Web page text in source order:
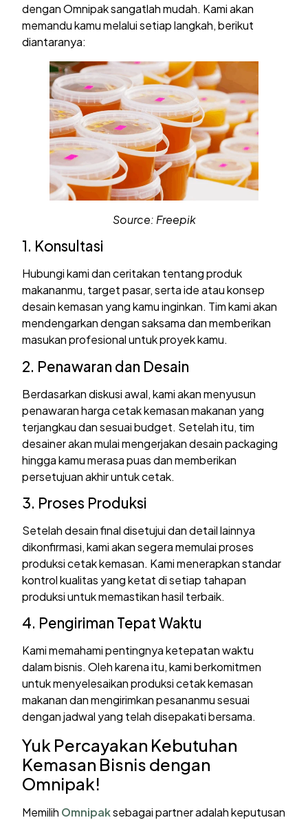
dengan Omnipak sangatlah mudah. Kami akan
memandu kamu melalui setiap langkah, berikut
diantaranya:
Source: Freepik
1. Konsultasi
Hubungi kami dan ceritakan tentang produk
makananmu, target pasar, serta ide atau konsep
desain kemasan yang kamu inginkan. Tim kami akan
mendengarkan dengan saksama dan memberikan
masukan profesional untuk proyek kamu.
2. Penawaran dan Desain
Berdasarkan diskusi awal, kami akan menyusun
penawaran harga cetak kemasan makanan yang
terjangkau dan sesuai budget. Setelah itu, tim
desainer akan mulai mengerjakan desain packaging
hingga kamu merasa puas dan memberikan
persetujuan akhir untuk cetak.
3. Proses Produksi
Setelah desain final disetujui dan detail lainnya
dikonfirmasi, kami akan segera memulai proses
produksi cetak kemasan. Kami menerapkan standar
kontrol kualitas yang ketat di setiap tahapan
produksi untuk memastikan hasil terbaik.
4. Pengiriman Tepat Waktu
Kami memahami pentingnya ketepatan waktu
dalam bisnis. Oleh karena itu, kami berkomitmen
untuk menyelesaikan produksi cetak kemasan
makanan dan mengirimkan pesananmu sesuai
dengan jadwal yang telah disepakati bersama.
Yuk Percayakan Kebutuhan
Kemasan Bisnis dengan
Omnipak!
Memilih Omnipaksebagai partner adalah keputusan